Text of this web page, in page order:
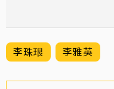
李珠珢 李雅英